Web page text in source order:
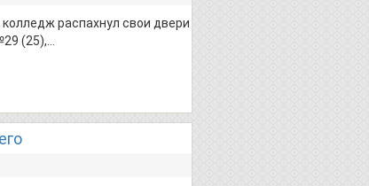
распахнул свои двери
(25),…